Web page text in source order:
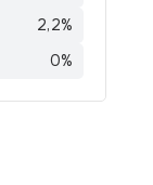
2,2%
0%